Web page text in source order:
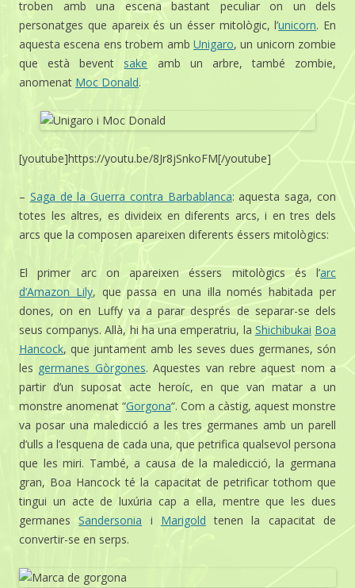
troben amb una escena bastant peculiar on un dels
personatges que apareix és un ésser mitològic, l’unicorn. En
aquesta escena ens trobem amb Unigaro, un unicorn zombie
que està beventsake amb un arbre, també zombie,
anomenat Moc Donald.
[youtube]https://youtu.be/8Jr8jSnkoFM[/youtube]
– Saga de la Guerra contra Barbablanca: aquesta saga, con
totes les altres, es divideix en diferents arcs, i en tres dels
arcs que la composen apareixen diferents éssers mitològics:
El primer arc on apareixen éssers mitològics és l’arc
d’Amazon Lily, que passa en una illa només habitada per
dones, on en Luffy va a parar després de separar-se dels
seus companys. Allà, hi ha una emperatriu, la Shichibukai Boa
Hancock, que juntament amb les seves dues germanes, són
les germanes Gòrgones. Aquestes van rebre aquest nom a
partir d’un suposat acte heroíc, en que van matar a un
monstre anomenat “Gorgona“. Com a càstig, aquest monstre
va posar una maledicció a les tres germanes amb un parell
d’ulls a l’esquena de cada una, que petrifica qualsevol persona
que les miri. També, a causa de la maledicció, la germana
gran, Boa Hancock té la capacitat de petrificar tothom que
tingui un acte de luxúria cap a ella, mentre que les dues
germanesSandersonia i Marigold tenen la capacitat de
convertir-se en serps.